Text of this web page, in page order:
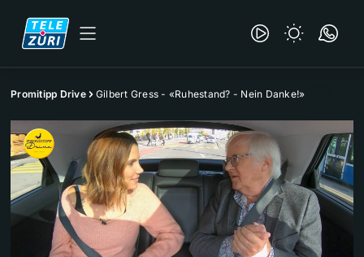
Promitipp Drive Gilbert Gress - «Ruhestand? - Nein Danke!»